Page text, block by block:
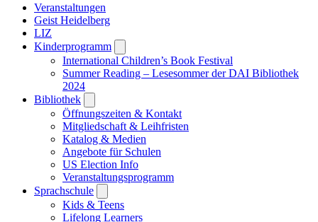
Veranstaltungen
Geist Heidelberg
LIZ
Kinderprogramm
submenu
International Children’s Book Festival
Summer Reading – Lesesommer der DAI Bibliothek
2024
Bibliothek
submenu
Öffnungszeiten & Kontakt
Mitgliedschaft & Leihfristen
Katalog & Medien
Angebote für Schulen
US Election Info
Veranstaltungsprogramm
Sprachschule
submenu
Kids & Teens
Lifelong Learners